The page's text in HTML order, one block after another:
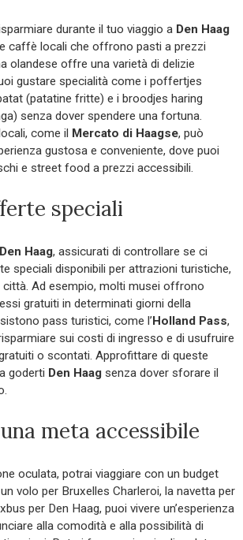
durante il tuo viaggio a Den Haag
caffè locali che offrono pasti a prezzi
olandese offre una varietà di delizie
gustare specialità come i poffertjes
(patatine fritte) e i broodjes haring
senza dover spendere una fortuna.
come il Mercato di Haagse, può
gustosa e conveniente, dove puoi
e street food a prezzi accessibili.
speciali
Den Haag, assicurati di controllare se ci
speciali disponibili per attrazioni turistiche,
città. Ad esempio, molti musei offrono
gratuiti in determinati giorni della
pass turistici, come l’Holland Pass,
sui costi di ingresso e di usufruire
o scontati. Approfittare di queste
goderti Den Haag senza dover sforare il
meta accessibile
oculata, potrai viaggiare con un budget
volo per Bruxelles Charleroi, la navetta per
per Den Haag, puoi vivere un’esperienza
alla comodità e alla possibilità di